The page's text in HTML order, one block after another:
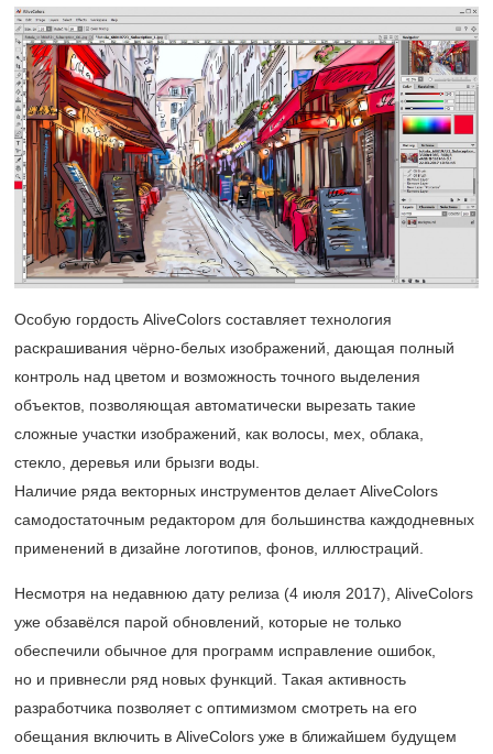
Особую гордость AliveColors составляет технология
раскрашивания чёрно-белых изображений, дающая полный
контроль над цветом и возможность точного выделения
объектов, позволяющая автоматически вырезать такие
сложные участки изображений, как волосы, мех, облака,
стекло, деревья или брызги воды.
Наличие ряда векторных инструментов делает AliveColors
самодостаточным редактором для большинства каждодневных
применений в дизайне логотипов, фонов, иллюстраций.
Несмотря на недавнюю дату релиза (4 июля 2017), AliveColors
уже обзавёлся парой обновлений, которые не только
обеспечили обычное для программ исправление ошибок,
но и привнесли ряд новых функций. Такая активность
разработчика позволяет с оптимизмом смотреть на его
обещания включить в AliveColors уже в ближайшем будущем